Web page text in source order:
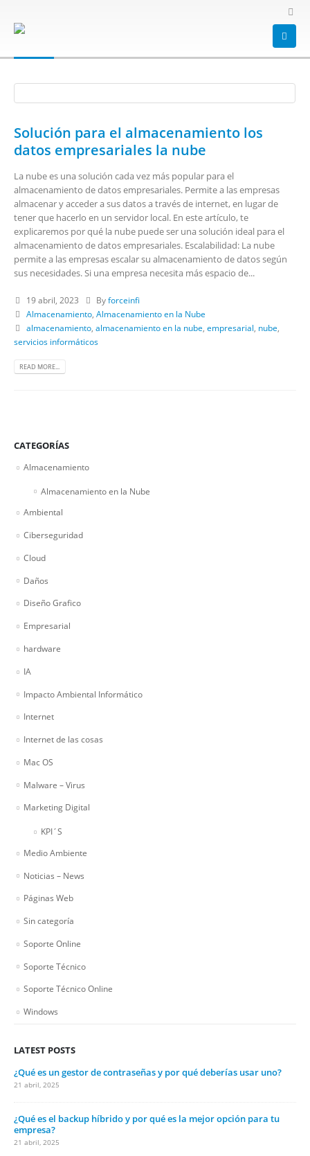
nube
Solución para el almacenamiento los
datos empresariales la nube
La nube es una solución cada vez más popular para el
almacenamiento de datos empresariales. Permite a las empresas
almacenar y acceder a sus datos a través de internet, en lugar de
tener que hacerlo en un servidor local. En este artículo, te
explicaremos por qué la nube puede ser una solución ideal para el
almacenamiento de datos empresariales. Escalabilidad: La nube
permite a las empresas escalar su almacenamiento de datos según
sus necesidades. Si una empresa necesita más espacio de...
19 abril, 2023 Byforceinfi
Almacenamiento, Almacenamiento en la Nube
almacenamiento, almacenamiento en la nube empresarial nube
servicios informáticos
READ MORE...
CATEGORÍAS
Almacenamiento
Almacenamiento en la Nube
Ambiental
Ciberseguridad
Cloud
Daños
Diseño Grafico
Empresarial
hardware
IA
Impacto Ambiental Informático
Internet
Internet de las cosas
Mac OS
Malware – Virus
Marketing Digital
KPI´S
Medio Ambiente
Noticias – News
Páginas Web
Sin categoría
Soporte Online
Soporte Técnico
Soporte Técnico Online
Windows
LATEST POSTS
¿Qué es un gestor de contraseñas y por qué deberías usar uno?
21 abril, 2025
¿Qué es el backup híbrido y por qué es la mejor opción para tu
empresa?
21 abril, 2025